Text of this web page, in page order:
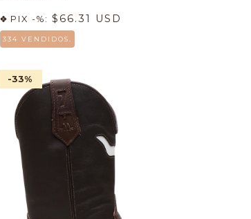
PIX -%:$66.31 USD
334 VENDIDOS.
-33%